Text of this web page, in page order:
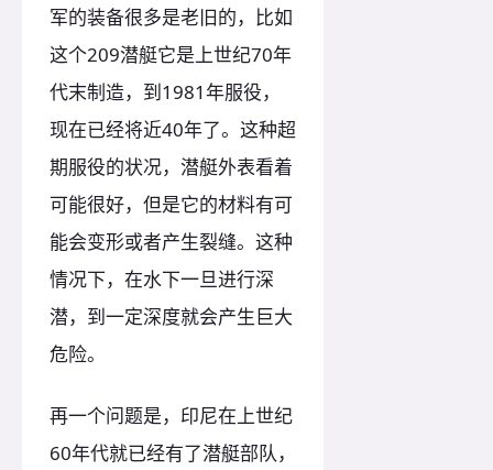
军的装备很多是老旧的，比如
这个209潜艇它是上世纪70年
代末制造，到1981年服役，
现在已经将近40年了。这种超
期服役的状况，潜艇外表看着
可能很好，但是它的材料有可
能会变形或者产生裂缝。这种
情况下，在水下一旦进行深
潜，到一定深度就会产生巨大
危险。
再一个问题是，印尼在上世纪
60年代就已经有了潜艇部队，